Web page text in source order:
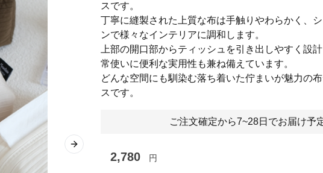
Next slide
スです。
丁寧に縫製された上質な布は手触りやわらかく、
ンで様々なインテリアに調和します。
上部の開口部からティッシュを引き出しやすく設
常使いに便利な実用性も兼ね備えています。
どんな空間にも馴染む落ち着いた佇まいが魅力の
スです。
ご注文確定から7~28日でお届け予
2,780 円